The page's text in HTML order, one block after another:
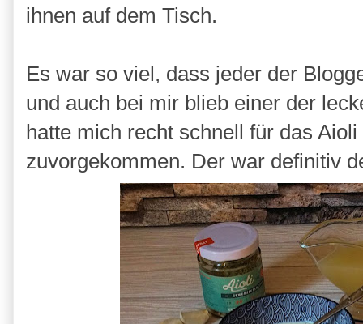
ihnen auf dem Tisch.
Es war so viel, dass jeder der
und auch bei mir blieb einer der
hatte mich recht schnell für das
zuvorgekommen. Der war definitiv